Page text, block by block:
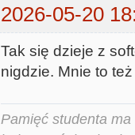
2026-05-20
Tak się dzieje z
nigdzie. Mnie to
Pamięć studenta